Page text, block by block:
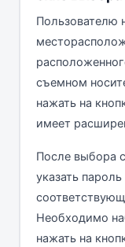
Пользователю
съемном
нажать на
имеет
После выбора
указать
Необходимо
нажать на